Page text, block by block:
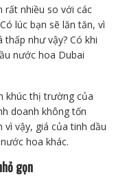
rất nhiều so với các
lúc bạn sẽ lăn tăn, vì
như vậy? Có khi
nước hoa Dubai
khúc thị trường của
doanh không tốn
vì vậy, giá của tinh dầu
hoa khác.
gọn